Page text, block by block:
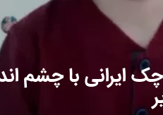
ایرانی با چشم